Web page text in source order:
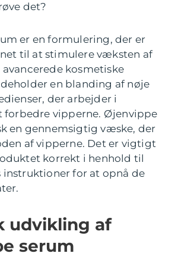
det?
er en formulering, der er
til at stimulere væksten af
kosmetiske
en blanding af nøje
der arbejder i
forbedre vipperne. Øjenvippe
en gennemsigtig væske, der
af vipperne. Det er vigtigt
korrekt i henhold til
instruktioner for at opnå de
udvikling af
serum